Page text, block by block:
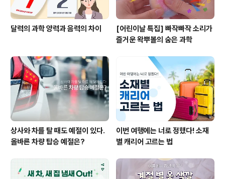
달력의 과학 양력과 음력의 차이
[어린이날 특집] 빠작빠작 소리가
즐거운 왁뿌볼의 숨은 과학
상사와 차를 탈 때도 예절이 있다.
올바른 차량 탑승 예절은?
이번 여행에는 너로 정했다! 소재
별 캐리어 고르는 법